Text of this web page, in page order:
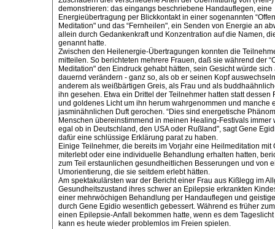
demonstrieren: das eingangs beschriebene Handauflegen, eine
Energieübertragung per Blickkontakt in einer sogenannten
Meditation" und das “Fernheilen", ein Senden von Energie an
allein durch Gedankenkraft und Konzentration auf die Namen,
genannt hatte.
Zwischen den Heilenergie-Übertragungen konnten die
mitteilen. So berichteten mehrere Frauen, daß sie während der
Meditation" den Eindruck gehabt hätten, sein Gesicht würde
dauernd verändern - ganz so, als ob er seinen Kopf
anderem als weißbärtigen Greis, als Frau und als
ihn gesehen. Etwa ein Drittel der Teilnehmer hatten statt dessen
und goldenes Licht um ihn herum wahrgenommen und manche
jasminähnlichen Duft gerochen. “Dies sind energetische
Menschen übereinstimmend in meinen Healing-Festivals immer
egal ob in Deutschland, den USA oder Rußland", sagt Gene
dafür eine schlüssige Erklärung parat zu haben.
Einige Teilnehmer, die bereits im Vorjahr eine Heilmeditation mit
miterlebt oder eine individuelle Behandlung erhalten hatten,
zum Teil erstaunlichen gesundheitlichen Besserungen und von
Umorientierung, die sie seitdem erlebt hätten.
Am spektakulärsten war der Bericht einer Frau aus Kißlegg im
Gesundheitszustand ihres schwer an Epilepsie erkrankten
einer mehrwöchigen Behandlung per Handauflegen und
durch Gene Egidio wesentlich gebessert. Während es früher
einen Epilepsie-Anfall bekommen hatte, wenn es dem
kann es heute wieder problemlos im Freien spielen.